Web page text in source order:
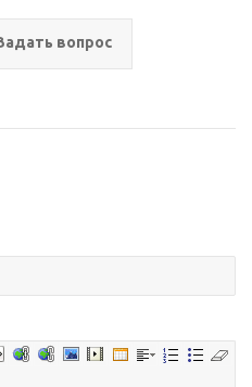
вопрос